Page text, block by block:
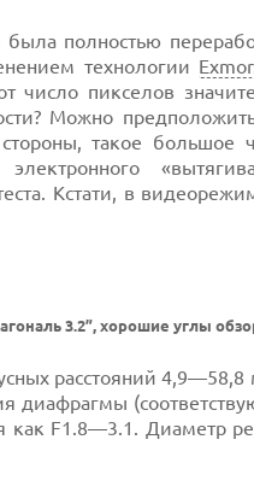
полностью
технологии Exmor
пикселов
Можно
такое большое
Кстати, в
3.2”, хорошие углы
расстояний 4,9—58,8
диафрагмы
как F1.8—3.1. Диаметр